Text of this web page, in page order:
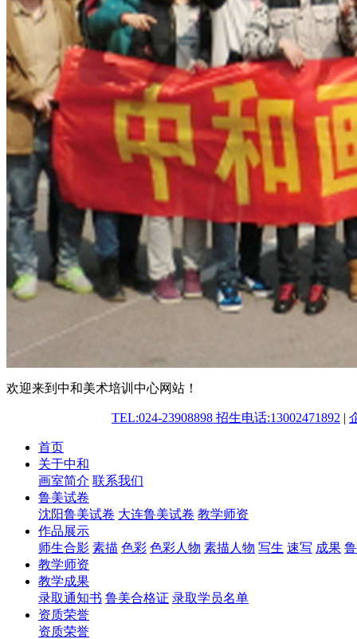
欢迎来到中和美术培训中心网站！
TEL:024-23908898 招生电话:13002471892 |
首页
关于中和
画室简介 联系我们
鲁美试卷
沈阳鲁美试卷 大连鲁美试卷 教学师资
作品展示
师生合影 素描 色彩 色彩人物 素描人物 写生 速写 成果
教学师资
教学成果
录取通知书 鲁美合格证 录取学员名单
资质荣誉
资质荣誉